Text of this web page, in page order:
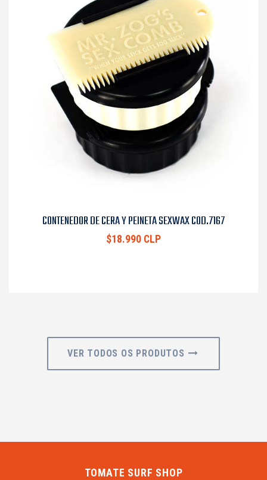
CONTENEDOR DE CERA Y PEINETA SEXWAX COD.7167
$18.990 CLP
VER TODOS OS PRODUTOS
TOMATE SURF SHOP